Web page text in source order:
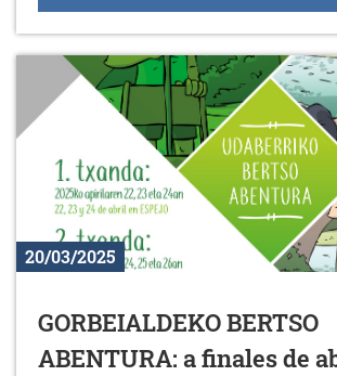
20/03/2025
GORBEIALDEKO BERTSO
ABENTURA: a finales de